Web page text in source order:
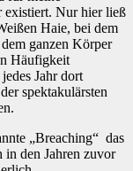
existiert. Nur hier ließ
Haie, bei dem
ganzen Körper
Häufigkeit
Jahr dort
spektakulärsten
„Breaching“ das
in den Jahren zuvor